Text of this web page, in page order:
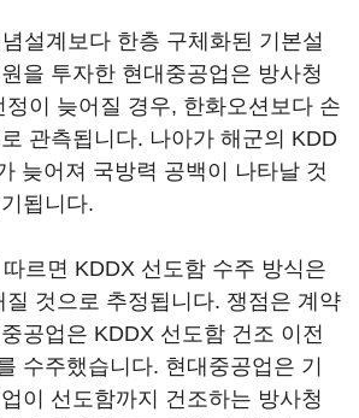
설계보다 한층 구체화된 기본설
을 투자한 현대중공업은 방사청
이 늦어질 경우, 한화오션보다 손
관측됩니다. 나아가 해군의 KDD
늦어져 국방력 공백이 나타날 것
됩니다.
르면 KDDX 선도함 수주 방식은
것으로 추정됩니다. 쟁점은 계약
공업은 KDDX 선도함 건조 이전
수주했습니다. 현대중공업은 기
이 선도함까지 건조하는 방사청